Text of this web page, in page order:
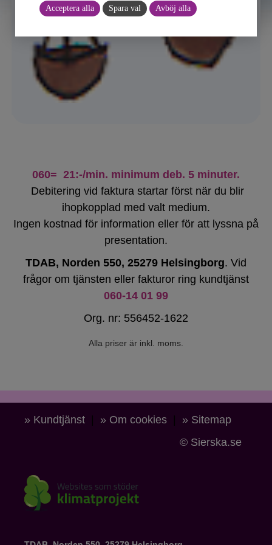
Acceptera alla Spara val Avböj alla
060= 21:-/min. minimum deb. 5 minuter.
Debitering vid faktura startar först när du blir
ihopkopplad med valt medium.
Ingen kostnad för information eller för att lyssna på
presentation.
TDAB, Norden 550, 25279 Helsingborg. Vid
frågor om tjänsten eller fakturor ring kundtjänst
060-14 01 99
Org. nr: 556452-1622
Alla priser är inkl. moms.
» Kundtjänst » Om cookies
» Sitemap
© Sierska.se